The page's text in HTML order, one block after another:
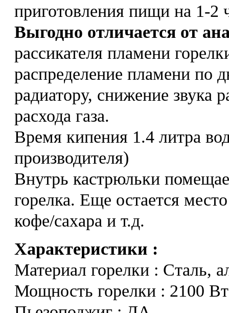
приготовления пищи на 1-2
Выгодно отличается от
рассикателя пламени
распределение пламени по
радиатору, снижение звука
расхода газа.
Время кипения 1.4 литра
производителя)
Внутрь кастрюльки
горелка. Еще остается
кофе/сахара и т.д.
Характеристики :
Материал горелки : Сталь,
Мощность горелки : 2100 Вт